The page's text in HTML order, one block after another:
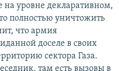
на уровне декларативном,
полностью уничтожить
что армия
доселе в своих
сектора Газа.
там есть вызовы в